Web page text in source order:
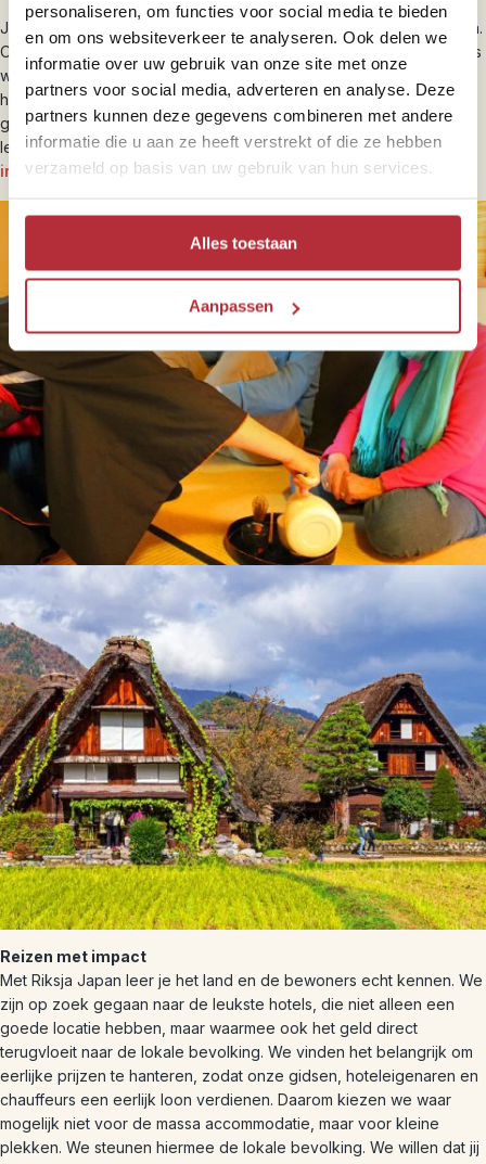
personaliseren, om functies voor social media te bieden
en om ons websiteverkeer te analyseren. Ook delen we
informatie over uw gebruik van onze site met onze
partners voor social media, adverteren en analyse. Deze
partners kunnen deze gegevens combineren met andere
informatie die u aan ze heeft verstrekt of die ze hebben
verzameld op basis van uw gebruik van hun services.
Alles toestaan
Aanpassen
Je reist weliswaar individueel, maar profiteert van onze ervaringen.
Onze Japan-experts kennen het land van A tot Z en weten precies
waar je moet zijn en wat je moet zien. Zo hebben we midden op
het platteland een fantastische minka (Japanse boerderij)
gevonden waar je kunt slapen en weten we dé plek om zelf te
leren hoe je de perfecte sushi klaarmaakt. Op onze
inspiratiepaginadelen we nog meer van onze persoonlijke tips.
Reizen met impact
Met Riksja Japan leer je het land en de bewoners echt kennen. We
zijn op zoek gegaan naar de leukste hotels, die niet alleen een
goede locatie hebben, maar waarmee ook het geld direct
terugvloeit naar de lokale bevolking. We vinden het belangrijk om
eerlijke prijzen te hanteren, zodat onze gidsen, hoteleigenaren en
chauffeurs een eerlijk loon verdienen. Daarom kiezen we waar
mogelijk niet voor de massa accommodatie, maar voor kleine
plekken. We steunen hiermee de lokale bevolking. We willen dat jij